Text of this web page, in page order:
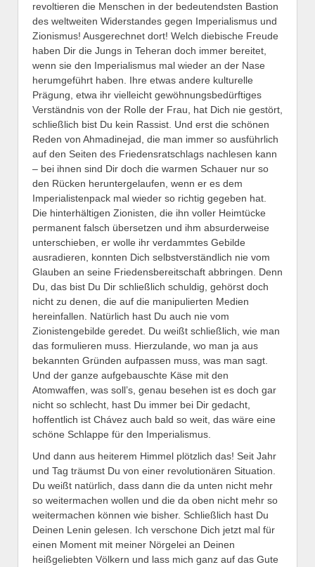
revoltieren die Menschen in der bedeutendsten Bastion
des weltweiten Widerstandes gegen Imperialismus und
Zionismus! Ausgerechnet dort! Welch diebische Freude
haben Dir die Jungs in Teheran doch immer bereitet,
wenn sie den Imperialismus mal wieder an der Nase
herumgeführt haben. Ihre etwas andere kulturelle
Prägung, etwa ihr vielleicht gewöhnungsbedürftiges
Verständnis von der Rolle der Frau, hat Dich nie gestört,
schließlich bist Du kein Rassist. Und erst die schönen
Reden von Ahmadinejad, die man immer so ausführlich
auf den Seiten des Friedensratschlags nachlesen kann
– bei ihnen sind Dir doch die warmen Schauer nur so
den Rücken heruntergelaufen, wenn er es dem
Imperialistenpack mal wieder so richtig gegeben hat.
Die hinterhältigen Zionisten, die ihn voller Heimtücke
permanent falsch übersetzen und ihm absurderweise
unterschieben, er wolle ihr verdammtes Gebilde
ausradieren, konnten Dich selbstverständlich nie vom
Glauben an seine Friedensbereitschaft abbringen. Denn
Du, das bist Du Dir schließlich schuldig, gehörst doch
nicht zu denen, die auf die manipulierten Medien
hereinfallen. Natürlich hast Du auch nie vom
Zionistengebilde ge­redet. Du weißt schließlich, wie man
das formulieren muss. Hierzulande, wo man ja aus
bekannten Gründen aufpassen muss, was man sagt.
Und der ganze aufgebauschte Käse mit den
Atomwaffen, was soll’s, genau besehen ist es doch gar
nicht so schlecht, hast Du immer bei Dir gedacht,
hoffentlich ist Chávez auch bald so weit, das wäre eine
schöne Schlappe für den Imperialismus.
Und dann aus heiterem Himmel plötzlich das! Seit Jahr
und Tag träumst Du von einer revolutionären Situation.
Du weißt natürlich, dass dann die da unten nicht mehr
so weitermachen wollen und die da oben nicht mehr so
weitermachen können wie bisher. Schließlich hast Du
Deinen Lenin gelesen. Ich verschone Dich jetzt mal für
einen Moment mit meiner Nörgelei an Deinen
heißgeliebten Völkern und lass mich ganz auf das Gute